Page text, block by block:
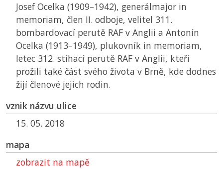
Josef Ocelka (1909–1942), generálmajor in
memoriam, člen II. odboje, velitel 311.
bombardovací perutě RAF v Anglii a Antonín
Ocelka (1913–1949), plukovník in memoriam,
letec 312. stíhací perutě RAF v Anglii, kteří
prožili také část svého života v Brně, kde dodnes
žijí členové jejich rodin.
vznik názvu ulice
15. 05. 2018
mapa
zobrazit na mapě